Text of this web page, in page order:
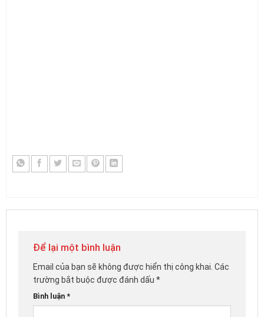
Để lại một bình luận
Email của bạn sẽ không được hiển thị công khai. Các
trường bắt buộc được đánh dấu *
Bình luận *